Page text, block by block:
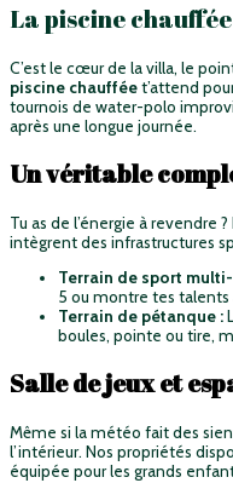
La piscine chauffée
C’est le cœur de la villa, le
piscine chaufféet’attend
tournois de water-polo
après une longue journée.
Un véritable
Tu as de l’énergie à revendre
intègrent des infrastructures
Terrain de sport
5 ou montre tes talents
Terrain de pétanque :
boules, pointe ou tire,
Salle de jeux et
Même si la météo fait des
l’intérieur. Nos propriétés
équipée pour les grands